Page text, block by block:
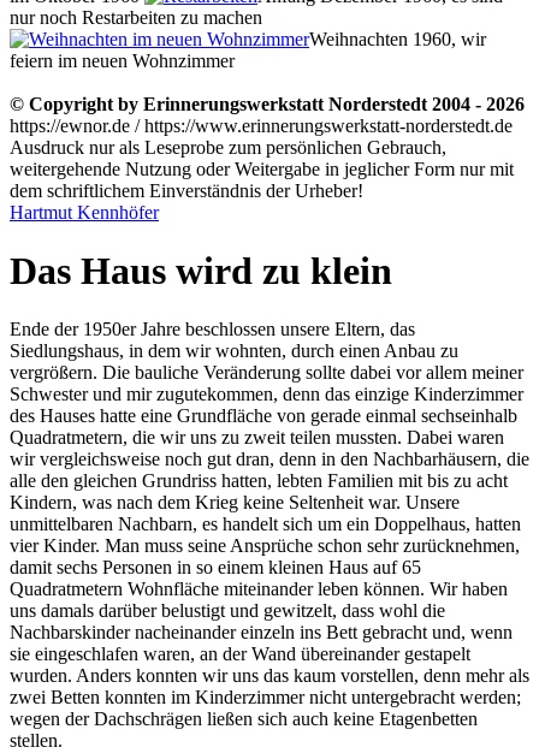
nur noch Restarbeiten zu machen
Weihnachten 1960, wir
feiern im neuen Wohnzimmer
© Copyright by Erinnerungswerkstatt Norderstedt 2004 - 2026
https://ewnor.de / https://www.erinnerungswerkstatt-norderstedt.de
Ausdruck nur als Leseprobe zum persönlichen Gebrauch,
weitergehende Nutzung oder Weitergabe in jeglicher Form nur mit
dem schriftlichem Einverständnis der Urheber!
Hartmut Kennhöfer
Das Haus wird zu klein
Ende der 1950er Jahre beschlossen unsere Eltern, das
Siedlungshaus, in dem wir wohnten, durch einen Anbau zu
vergrößern. Die bauliche Veränderung sollte dabei vor allem meiner
Schwester und mir zugutekommen, denn das einzige Kinderzimmer
des Hauses hatte eine Grundfläche von gerade einmal sechseinhalb
Quadratmetern, die wir uns zu zweit teilen mussten. Dabei waren
wir vergleichsweise noch gut dran, denn in den Nachbarhäusern, die
alle den gleichen Grundriss hatten, lebten Familien mit bis zu acht
Kindern, was nach dem Krieg keine Seltenheit war. Unsere
unmittelbaren Nachbarn, es handelt sich um ein Doppelhaus, hatten
vier Kinder. Man muss seine Ansprüche schon sehr zurücknehmen,
damit sechs Personen in so einem kleinen Haus auf 65
Quadratmetern Wohnfläche miteinander leben können. Wir haben
uns damals darüber belustigt und gewitzelt, dass wohl die
Nachbarskinder nacheinander einzeln ins Bett gebracht und, wenn
sie eingeschlafen waren, an der Wand übereinander gestapelt
wurden. Anders konnten wir uns das kaum vorstellen, denn mehr als
zwei Betten konnten im Kinderzimmer nicht untergebracht werden;
wegen der Dachschrägen ließen sich auch keine Etagenbetten
stellen.